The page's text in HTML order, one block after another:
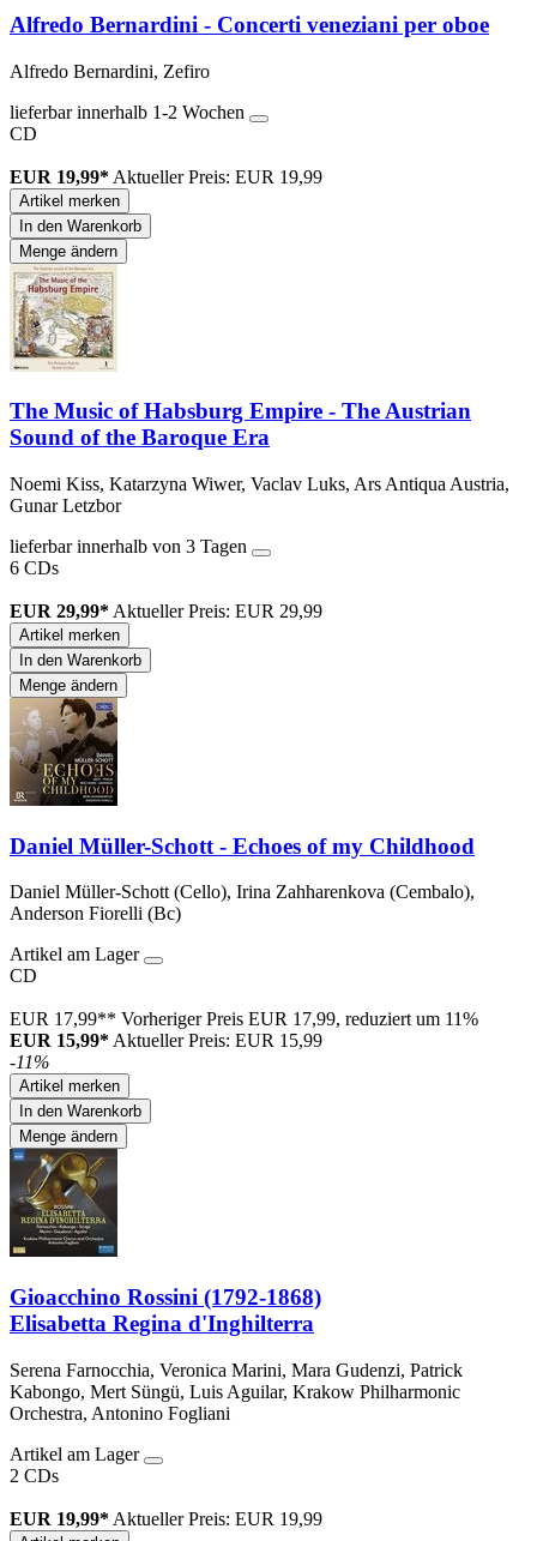
Alfredo Bernardini - Concerti veneziani per oboe
Alfredo Bernardini, Zefiro
lieferbar innerhalb 1-2 Wochen
CD
EUR 19,99* Aktueller Preis: EUR 19,99
Artikel merken
In den Warenkorb
Menge ändern
The Music of Habsburg Empire - The Austrian
Sound of the Baroque Era
Noemi Kiss, Katarzyna Wiwer, Vaclav Luks, Ars Antiqua Austria,
Gunar Letzbor
lieferbar innerhalb von 3 Tagen
6 CDs
EUR 29,99* Aktueller Preis: EUR 29,99
Artikel merken
In den Warenkorb
Menge ändern
Daniel Müller-Schott - Echoes of my Childhood
Daniel Müller-Schott (Cello), Irina Zahharenkova (Cembalo),
Anderson Fiorelli (Bc)
Artikel am Lager
CD
EUR 17,99** Vorheriger Preis EUR 17,99, reduziert um 11%
EUR 15,99*Aktueller Preis: EUR 15,99
-11%
Artikel merken
In den Warenkorb
Menge ändern
Gioacchino Rossini (1792-1868)
Elisabetta Regina d'Inghilterra
Serena Farnocchia, Veronica Marini, Mara Gudenzi, Patrick
Kabongo, Mert Süngü, Luis Aguilar, Krakow Philharmonic
Orchestra, Antonino Fogliani
Artikel am Lager
2 CDs
EUR 19,99* Aktueller Preis: EUR 19,99